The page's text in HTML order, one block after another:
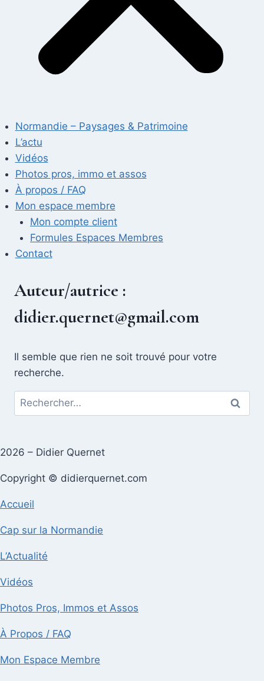
Normandie – Paysages & Patrimoine
L’actu
Vidéos
Photos pros, immo et assos
À propos / FAQ
Mon espace membre
Mon compte client
Formules Espaces Membres
Contact
Auteur/autrice :
didier.quernet@gmail.com
Il semble que rien ne soit trouvé pour votre
recherche.
Rechercher :
2026 – Didier Quernet
Copyright © didierquernet.com
Accueil
Cap sur la Normandie
L’Actualité
Vidéos
Photos Pros, Immos et Assos
À Propos / FAQ
Mon Espace Membre